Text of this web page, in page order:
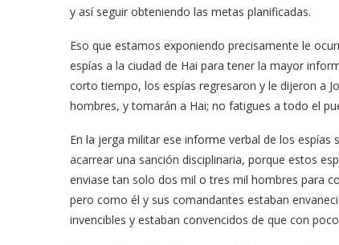
y así seguir obteniendo las metas planificadas.
Eso que estamos exponiendo precisamente le
espías a la ciudad de Hai para tener la mayor
corto tiempo, los espías regresaron y le dijeron a
hombres, y tomarán a Hai; no fatigues a todo el
En la jerga militar ese informe verbal de los
acarrear una sanción disciplinaria, porque estos
enviase tan solo dos mil o tres mil hombres para
pero como él y sus comandantes estaban
invencibles y estaban convencidos de que con